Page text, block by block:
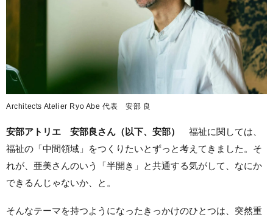
Architects Atelier Ryo Abe 代表 安部 良
安部アトリエ 安部良さん（以下、安部）
福祉に関しては、
福祉の「中間領域」をつくりたいとずっと考えてきました。そ
れが、亜美さんのいう「半開き」と共通する気がして、なにか
できるんじゃないか、と。
そんなテーマを持つようになったきっかけのひとつは、突然重